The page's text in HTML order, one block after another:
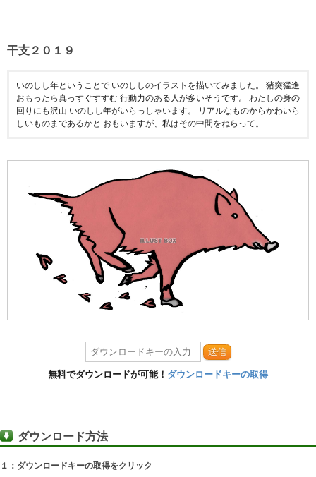
干支２０１９
いのしし年ということで いのししのイラストを描いてみました。 猪突猛進
おもったら真っすぐすすむ 行動力のある人が多いそうです。 わたしの身の
回りにも沢山 いのしし年がいらっしゃいます。 リアルなものからかわいら
しいものまであるかと おもいますが、私はその中間をねらって。
送信
無料でダウンロードが可能！ ダウンロードキーの取得
ダウンロード方法
１：ダウンロードキーの取得をクリック